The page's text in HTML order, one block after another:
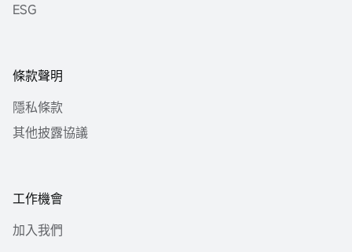
ESG
條款聲明
隱私條款
其他披露協議
工作機會
加入我們